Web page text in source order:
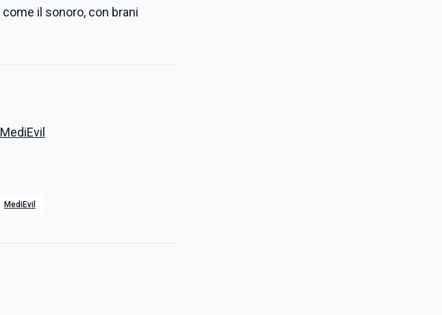
il sonoro, con brani
MediEvil